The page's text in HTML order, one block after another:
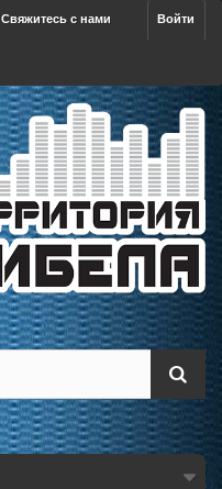
Войти
Свяжитесь с нами